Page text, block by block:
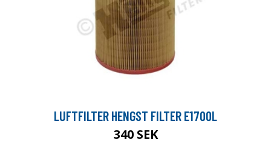
LUFTFILTER HENGST FILTER E1700L
340 SEK